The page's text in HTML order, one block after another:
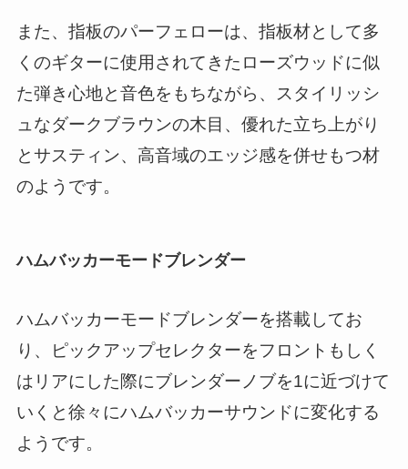
また、指板のパーフェローは、指板材として多
くのギターに使用されてきたローズウッドに似
た弾き心地と音色をもちながら、スタイリッシ
ュなダークブラウンの木目、優れた立ち上がり
とサスティン、高音域のエッジ感を併せもつ材
のようです。
ハムバッカーモードブレンダー
ハムバッカーモードブレンダーを搭載してお
り、ピックアップセレクターをフロントもしく
はリアにした際にブレンダーノブを1に近づけて
いくと徐々にハムバッカーサウンドに変化する
ようです。